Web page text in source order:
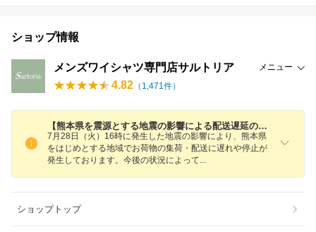
ショップ情報
メンズワイシャツ専門店サルトリア メニュー
4.82 （ 1,471件）
【熊本県を震源とする地震の影響による配送遅延のおそれについて】
7月28日（火）16時に発生した地震の影響により、熊本県
をはじめとする地域でお荷物の集荷・配送に遅れや停止が
発生しております。今後の状況によって
ショップトップ